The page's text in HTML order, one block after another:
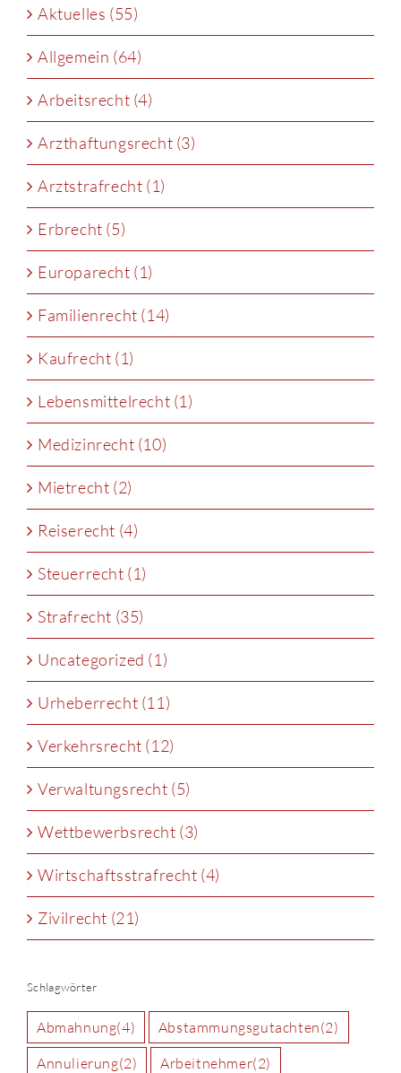
Aktuelles (55)
Allgemein (64)
Arbeitsrecht (4)
Arzthaftungsrecht (3)
Arztstrafrecht (1)
Erbrecht (5)
Europarecht (1)
Familienrecht (14)
Kaufrecht (1)
Lebensmittelrecht (1)
Medizinrecht (10)
Mietrecht (2)
Reiserecht (4)
Steuerrecht (1)
Strafrecht (35)
Uncategorized (1)
Urheberrecht (11)
Verkehrsrecht (12)
Verwaltungsrecht (5)
Wettbewerbsrecht (3)
Wirtschaftsstrafrecht (4)
Zivilrecht (21)
Schlagwörter
Abmahnung(4) Abstammungsgutachten(2)
Annulierung(2) Arbeitnehmer(2)